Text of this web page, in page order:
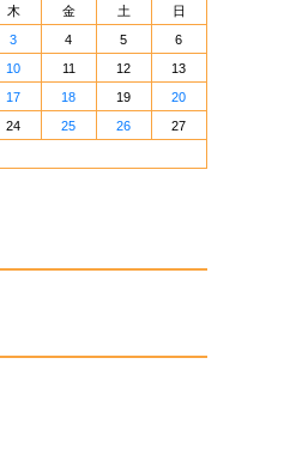
木 金 土
日
3 4 5
6
10 11 12
13
17 18 19
20
24 25 26
27